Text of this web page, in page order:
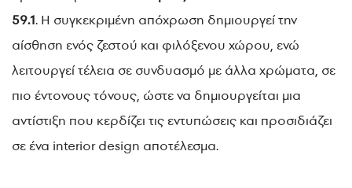
59.1. Η συγκεκριμένη απόχρωση δημιουργεί την
αίσθηση ενός ζεστού και φιλόξενου χώρου, ενώ
λειτουργεί τέλεια σε συνδυασμό με άλλα χρώματα, σε
πιο έντονους τόνους, ώστε να δημιουργείται μια
αντίστιξη που κερδίζει τις εντυπώσεις και προσιδιάζει
σε ένα interior design αποτέλεσμα.